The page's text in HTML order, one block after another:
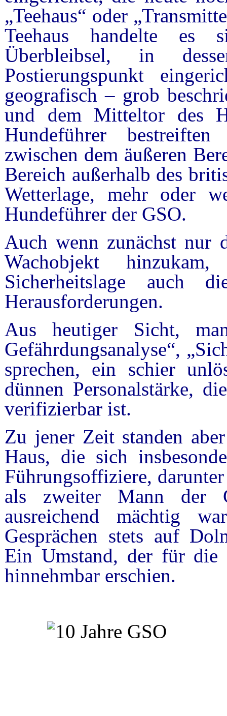
„Teehaus“ oder
Teehaus handelte es
Überbleibsel, in
Postierungspunkt
geografisch – grob
und dem Mitteltor des
Hundeführer
zwischen dem äußeren
Bereich außerhalb des
Wetterlage, mehr oder
Hundeführer der GSO.
Auch wenn zunächst nur
Wachobjekt
Sicherheitslage auch
Herausforderungen.
Aus heutiger Sicht,
Gefährdungsanalyse“,
sprechen, ein schier
dünnen Personalstärke,
verifizierbar ist.
Zu jener Zeit standen
Haus, die sich
Führungsoffiziere,
als zweiter Mann der
ausreichend mächtig
Gesprächen stets auf
Ein Umstand, der für die
hinnehmbar erschien.